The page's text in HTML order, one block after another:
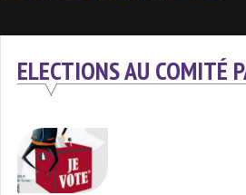
ELECTIONS AU COMITÉ